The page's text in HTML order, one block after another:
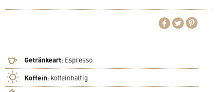
Getränkeart: Espresso
Koffein: koffeinhaltig